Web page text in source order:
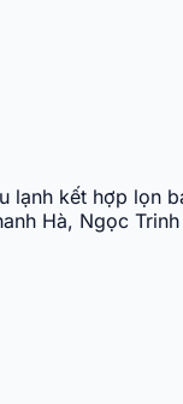
lạnh kết hợp lọn
Hà, Ngọc